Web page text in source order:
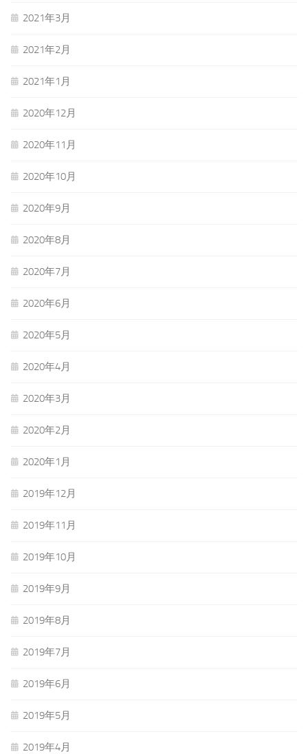
2021年3月
2021年2月
2021年1月
2020年12月
2020年11月
2020年10月
2020年9月
2020年8月
2020年7月
2020年6月
2020年5月
2020年4月
2020年3月
2020年2月
2020年1月
2019年12月
2019年11月
2019年10月
2019年9月
2019年8月
2019年7月
2019年6月
2019年5月
2019年4月